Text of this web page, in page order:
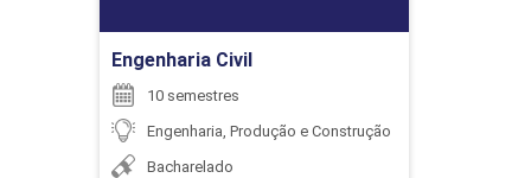
ENCONTRO ACADÊMICO/AVALIAÇÃO
Engenharia Civil
10 semestres
Engenharia, Produção e Construção
Bacharelado